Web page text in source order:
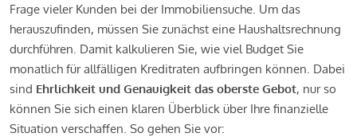
Frage vieler Kunden bei der Immobiliensuche. Um das
herauszufinden, müssen Sie zunächst eine Haushaltsrechnung
durchführen. Damit kalkulieren Sie, wie viel Budget Sie
monatlich für allfälligen Kreditraten aufbringen können. Dabei
sind Ehrlichkeit und Genauigkeit das oberste Gebot, nur so
können Sie sich einen klaren Überblick über Ihre finanzielle
Situation verschaffen. So gehen Sie vor: